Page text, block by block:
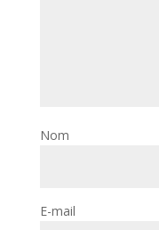
Nom
E-mail